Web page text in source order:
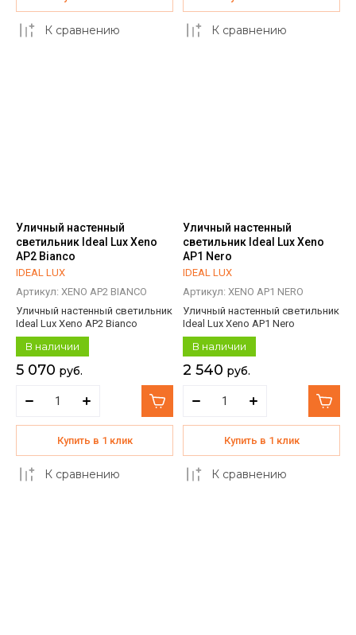
К сравнению К сравнению
Уличный настенный
светильник Ideal Lux Xeno
AP2 Bianco
IDEAL LUX
Артикул: XENO AP2 BIANCO
Уличный настенный светильник
Ideal Lux Xeno AP2 Bianco
В наличии
5 070 руб.
Купить в 1 клик
К сравнению
Уличный настенный
светильник Ideal Lux Xeno
AP1 Nero
IDEAL LUX
Артикул: XENO AP1 NERO
Уличный настенный светильник
Ideal Lux Xeno AP1 Nero
В наличии
2 540 руб.
Купить в 1 клик
К сравнению